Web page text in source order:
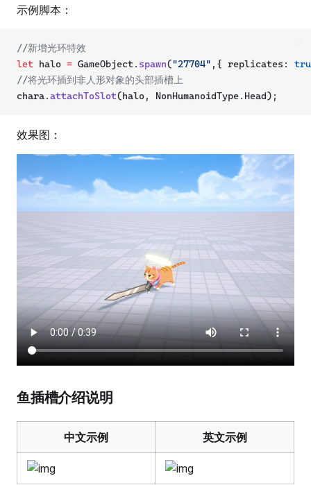
示例脚本：
//新增光环特效
let halo = GameObject. spawn("27704" ,{ replicates:
//将光环插到非人形对象的头部插槽上
chara.attachToSlot(halo, NonHumanoidType.Head);
效果图：
鱼插槽介绍说明
中文示例 英文示例